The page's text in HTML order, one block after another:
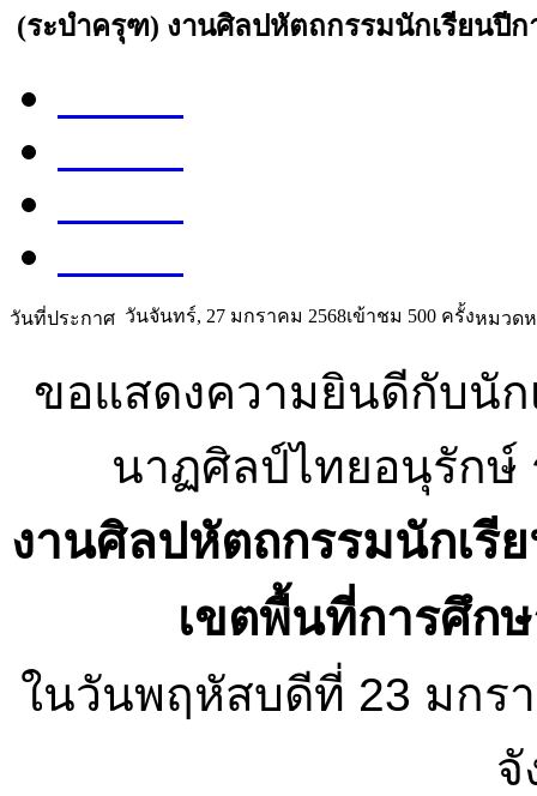
(ระบำครุฑ) งานศิลปหัตถกรรมนักเรียนปีก
วันที่ประกาศ วันจันทร์, 27 มกราคม 2568เข้าชม 500 ครั้งหมวด
ขอแสดงความยินดีกับนัก
นาฏศิลป์ไทยอนุรักษ์
งานศิลปหัตถกรรมนักเรี
เขตพื้นที่การศึก
ในวันพฤหัสบดีที่ 23 มกร
จั